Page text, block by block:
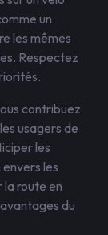
un
les mêmes
Respectez
contribuez
usagers de
les
les
la route en
du